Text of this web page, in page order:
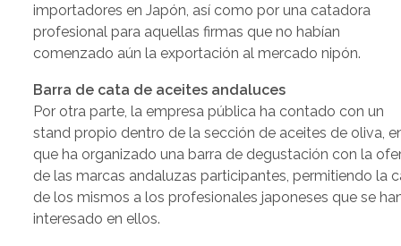
importadores en Japón, así como por una catadora
profesional para aquellas firmas que no habían
comenzado aún la exportación al mercado nipón.
Barra de cata de aceites andaluces
Por otra parte, la empresa pública ha contado con un
stand propio dentro de la sección de aceites de oliva,
que ha organizado una barra de degustación con la
de las marcas andaluzas participantes, permitiendo la
de los mismos a los profesionales japoneses que se
interesado en ellos.